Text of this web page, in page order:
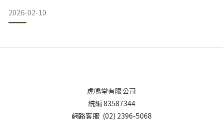
2026-02-10
虎鳴堂有限公司
統編 83587344
網路客服 (02) 2396-5068